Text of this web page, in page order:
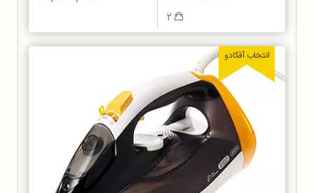
انتخاب آفکادو